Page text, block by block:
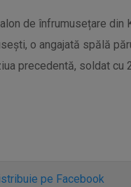
de înfrumusețare din
o angajată spălă
precedentă, soldat
pe Facebook